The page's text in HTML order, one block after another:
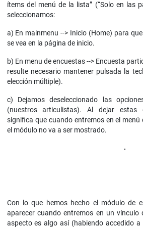
ítems del menú de la lista” (“Solo en las
seleccionamos:
a) En mainmenu --> Inicio (Home) para
se vea en la página de inicio.
b) En menu de encuestas --> Encuesta
resulte necesario mantener pulsada la
elección múltiple).
c) Dejamos deseleccionado las
(nuestros articulistas). Al dejar estas
significa que cuando entremos en el
el módulo no va a ser mostrado.
Con lo que hemos hecho el módulo de
aparecer cuando entremos en un vínculo
aspecto es algo así (habiendo accedido